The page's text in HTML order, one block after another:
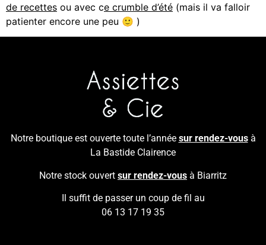
de recettes ou avec ce crumble d’été (mais il va falloir
patienter encore une peu 🙂 )
Notre boutique est ouverte toute l’année sur rendez-vousà
La Bastide Clairence
Notre stock ouvert sur rendez-vous à Biarritz
Il suffit de passer un coup de fil au
06 13 17 19 35